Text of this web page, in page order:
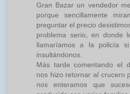
Gran Bazar un vendedor
porque sencillamente
preguntar el precio
problema serio, en donde
llamaríamos a la policía
insultándonos.
Más tarde comentando el
nos hizo retornar al crucero
nos enteramos que